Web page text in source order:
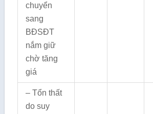
chuyển
sang
BĐSĐT
nắm giữ
chờ tăng
giá
– Tổn thất
do suy